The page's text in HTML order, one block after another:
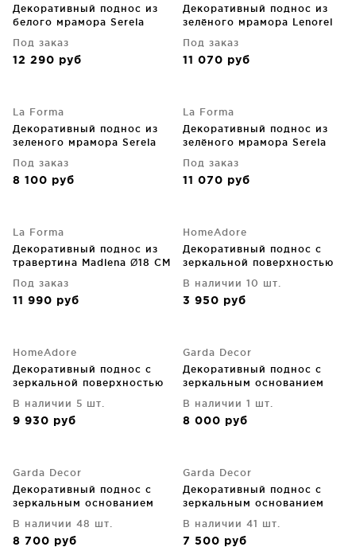
Декоративный поднос из
белого мрамора Serela
Под заказ
12 290 руб
Декоративный поднос из
зелёного мрамора Lenorel
Под заказ
11 070 руб
La Forma
Декоративный поднос из
зеленого мрамора Serela
Под заказ
8 100 руб
La Forma
Декоративный поднос из
зелёного мрамора Serela
Под заказ
11 070 руб
La Forma
Декоративный поднос из
травертина Madlena Ø18 CM
Под заказ
11 990 руб
HomeAdore
Декоративный поднос с
зеркальной поверхностью
В наличии 10 шт.
3 950 руб
HomeAdore
Декоративный поднос с
зеркальной поверхностью
В наличии 5 шт.
9 930 руб
Garda Decor
Декоративный поднос с
зеркальным основанием
В наличии 1 шт.
8 000 руб
Garda Decor
Декоративный поднос с
зеркальным основанием
В наличии 48 шт.
8 700 руб
Garda Decor
Декоративный поднос с
зеркальным основанием
В наличии 41 шт.
7 500 руб